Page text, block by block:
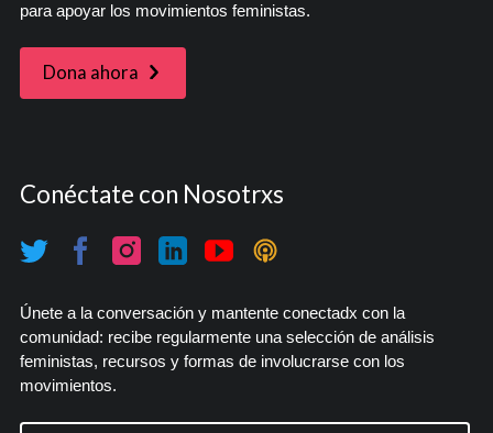
para apoyar los movimientos feministas.
Dona ahora
Conéctate con Nosotrxs
Únete a la conversación y mantente conectadx con la
comunidad: recibe regularmente una selección de análisis
feministas, recursos y formas de involucrarse con los
movimientos.